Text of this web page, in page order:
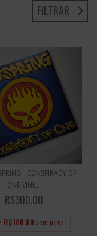
FILTRAR
- CONSPIRACY OF
ONE VINIL...
R$300,00
R$100,00 sem juros